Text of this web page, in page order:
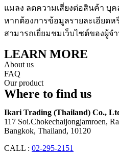
แมลง ลดความเสี่ยงต่อสินค้า บุ
หากต้องการข้อมูลรายละเอียดห
สามารถเยี่ยมชมเว็บไซต์ของผู้จ
LEARN MORE
About us
FAQ
Our product
Where to find us
Ikari Trading (Thailand) Co.,
117 Soi.Chokechaijongjamroen,
Bangkok, Thailand, 10120
CALL : 02-295-2151